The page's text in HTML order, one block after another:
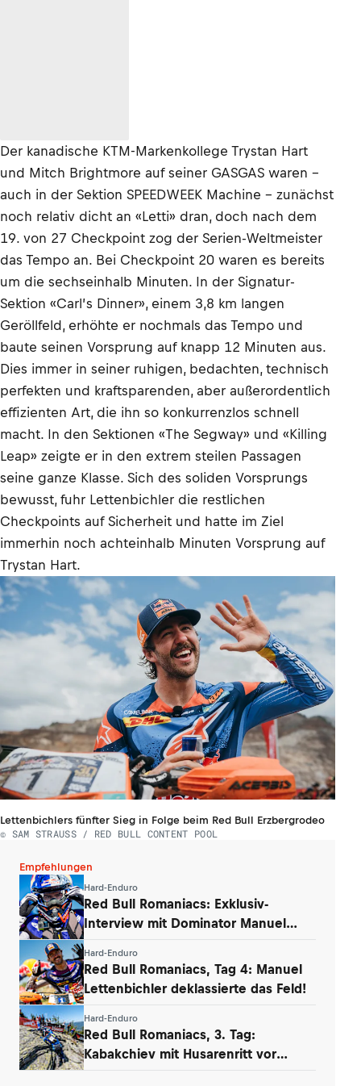
Der kanadische KTM-Markenkollege Trystan Hart
und Mitch Brightmore auf seiner GASGAS waren –
auch in der Sektion SPEEDWEEK Machine – zunächst
noch relativ dicht an «Letti» dran, doch nach dem
19. von 27 Checkpoint zog der Serien-Weltmeister
das Tempo an. Bei Checkpoint 20 waren es bereits
um die sechseinhalb Minuten. In der Signatur-
Sektion «Carl’s Dinner», einem 3,8 km langen
Geröllfeld, erhöhte er nochmals das Tempo und
baute seinen Vorsprung auf knapp 12 Minuten aus.
Dies immer in seiner ruhigen, bedachten, technisch
perfekten und kraftsparenden, aber außerordentlich
effizienten Art, die ihn so konkurrenzlos schnell
macht. In den Sektionen «The Segway» und «Killing
Leap» zeigte er in den extrem steilen Passagen
seine ganze Klasse. Sich des soliden Vorsprungs
bewusst, fuhr Lettenbichler die restlichen
Checkpoints auf Sicherheit und hatte im Ziel
immerhin noch achteinhalb Minuten Vorsprung auf
Trystan Hart.
Lettenbichlers fünfter Sieg in Folge beim Red Bull Erzbergrodeo
© SAM STRAUSS / RED BULL CONTENT POOL
Empfehlungen
Hard-Enduro
Red Bull Romaniacs: Exklusiv-
Interview mit Dominator Manuel
Hard-Enduro
Red Bull Romaniacs, Tag 4: Manuel
Lettenbichler deklassierte das Feld!
Hard-Enduro
Red Bull Romaniacs, 3. Tag:
Kabakchiev mit Husarenritt vor